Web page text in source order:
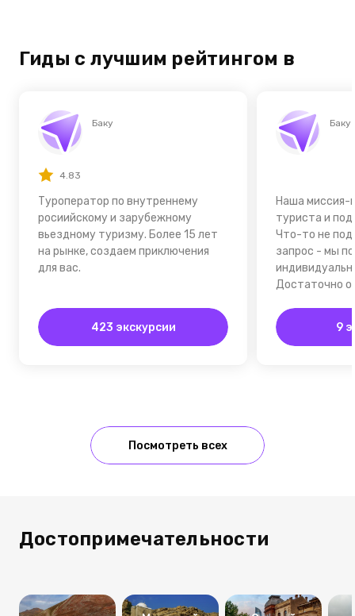
Гиды с лучшим рейтингом в
Баку
4.83
Туроператор по внутреннему
росиийскому и зарубежному
вьездному туризму. Более 15 лет
на рынке, создаем приключения
для вас.
423 экскурсии
Баку
Наша миссия-
туриста и
Что-то не
запрос - мы
Достаточно
9
Посмотреть всех
Достопримечательности